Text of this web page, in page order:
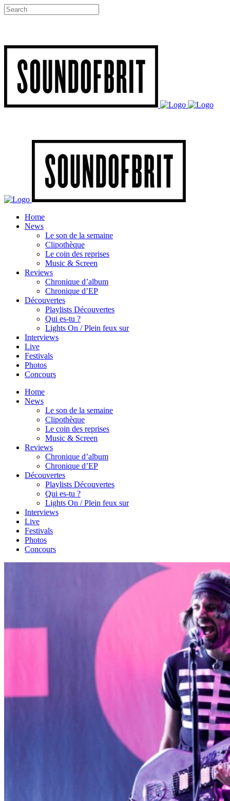
Home
News
Le son de la semaine
Clipothèque
Le coin des reprises
Music & Screen
Reviews
Chronique d’album
Chronique d’EP
Découvertes
Playlists Découvertes
Qui es-tu ?
Lights On / Plein feux sur
Interviews
Live
Festivals
Photos
Concours
Home
News
Le son de la semaine
Clipothèque
Le coin des reprises
Music & Screen
Reviews
Chronique d’album
Chronique d’EP
Découvertes
Playlists Découvertes
Qui es-tu ?
Lights On / Plein feux sur
Interviews
Live
Festivals
Photos
Concours